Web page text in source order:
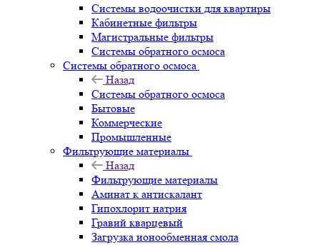
Системы водоочистки для квартиры
Кабинетные фильтры
Магистральные фильтры
Системы обратного осмоса
Системы обратного осмоса
Назад
Системы обратного осмоса
Бытовые
Коммерческие
Промышленные
Фильтрующие материалы
Назад
Фильтрующие материалы
Аминат к антискалант
Гипохлорит натрия
Гравий кварцевый
Загрузка ионообменная смола